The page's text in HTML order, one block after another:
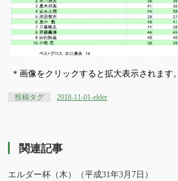
＊画像をクリックすると拡大表示されます。
投稿タグ 2018-11-01-elder
関連記事
エルダー杯（木）（平成31年3月7日）